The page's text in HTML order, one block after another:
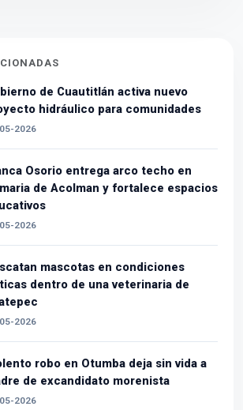
de Cuautitlán activa nuevo
hidráulico para comunidades
2026
Osorio entrega arco techo en
de Acolman y fortalece espacios
2026
mascotas en condiciones
dentro de una veterinaria de
2026
robo en Otumba deja sin vida a
de excandidato morenista
2026